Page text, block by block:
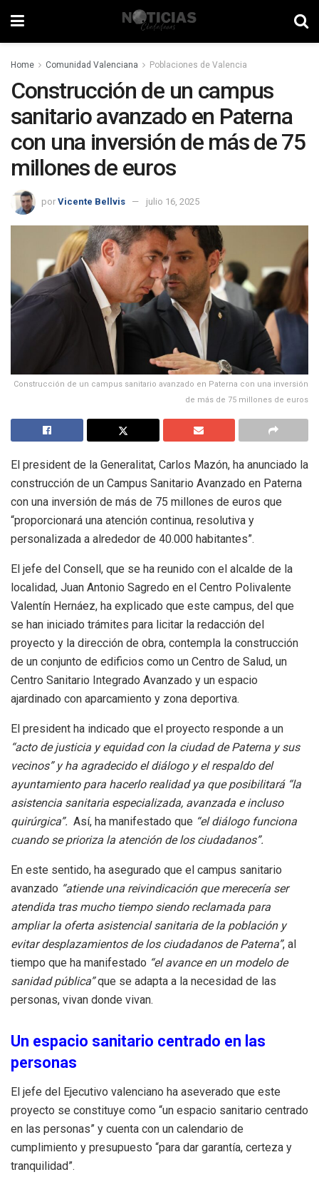
Home Comunidad Valenciana Poblaciones de Valencia
Construcción de un campus
sanitario avanzado en Paterna
con una inversión de más de 75
millones de euros
por Vicente Bellvis julio 16, 2025
Construcción de un campus sanitario avanzado en Paterna con una inversión
de más de 75 millones de euros
El president de la Generalitat, Carlos Mazón, ha anunciado la
construcción de un Campus Sanitario Avanzado en Paterna
con una inversión de más de 75 millones de euros que
“proporcionará una atención continua, resolutiva y
personalizada a alrededor de 40.000 habitantes”.
El jefe del Consell, que se ha reunido con el alcalde de la
localidad, Juan Antonio Sagredo en el Centro Polivalente
Valentín Hernáez, ha explicado que este campus, del que
se han iniciado trámites para licitar la redacción del
proyecto y la dirección de obra, contempla la construcción
de un conjunto de edificios como un Centro de Salud, un
Centro Sanitario Integrado Avanzado y un espacio
ajardinado con aparcamiento y zona deportiva.
El president ha indicado que el proyecto responde a un
“acto de justicia y equidad con la ciudad de Paterna y sus
vecinos” y ha agradecido el diálogo y el respaldo del
ayuntamiento para hacerlo realidad ya que posibilitará “la
asistencia sanitaria especializada, avanzada e incluso
quirúrgica”. Así, ha manifestado que “el diálogo funciona
cuando se prioriza la atención de los ciudadanos”.
En este sentido, ha asegurado que el campus sanitario
avanzado “atiende una reivindicación que merecería ser
atendida tras mucho tiempo siendo reclamada para
ampliar la oferta asistencial sanitaria de la población y
evitar desplazamientos de los ciudadanos de Paterna”, al
tiempo que ha manifestado “el avance en un modelo de
sanidad pública”que se adapta a la necesidad de las
personas, vivan donde vivan.
Un espacio sanitario centrado en las
personas
El jefe del Ejecutivo valenciano ha aseverado que este
proyecto se constituye como “un espacio sanitario centrado
en las personas” y cuenta con un calendario de
cumplimiento y presupuesto “para dar garantía, certeza y
tranquilidad”.